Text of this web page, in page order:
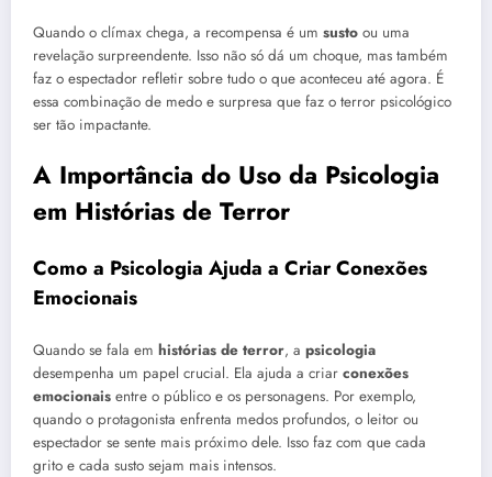
Quando o clímax chega, a recompensa é um susto ou uma
revelação surpreendente. Isso não só dá um choque, mas também
faz o espectador refletir sobre tudo o que aconteceu até agora. É
essa combinação de medo e surpresa que faz o terror psicológico
ser tão impactante.
A Importância do Uso da Psicologia
em Histórias de Terror
Como a Psicologia Ajuda a Criar Conexões
Emocionais
Quando se fala em histórias de terror, a psicologia
desempenha um papel crucial. Ela ajuda a criar conexões
emocionais entre o público e os personagens. Por exemplo,
quando o protagonista enfrenta medos profundos, o leitor ou
espectador se sente mais próximo dele. Isso faz com que cada
grito e cada susto sejam mais intensos.